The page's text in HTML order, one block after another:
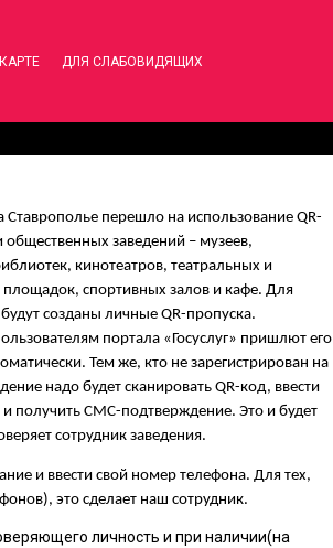
ДЛЯ СЛАБОВИДЯЩИХ
Ставрополье перешло на использование QR-
заведений – музеев,
кинотеатров, театральных и
площадок, спортивных залов и кафе. Для
созданы личные QR-пропуска.
портала «Госуслуг» пришлют его
Тем же, кто не зарегистрирован на
надо будет сканировать QR-код, ввести
получить СМС-подтверждение. Это и будет
сотрудник заведения.
и ввести свой номер телефона. Для тех,
это сделает наш сотрудник.
личность и при наличии(на